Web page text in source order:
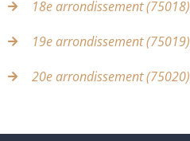
18e arrondissement (75018)
19e arrondissement (75019)
20e arrondissement (75020)